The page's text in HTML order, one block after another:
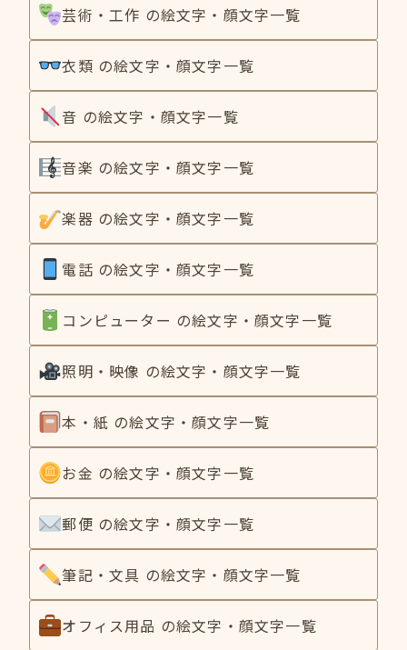
芸術・工作 の絵文字・顔文字一覧
衣類 の絵文字・顔文字一覧
音 の絵文字・顔文字一覧
音楽 の絵文字・顔文字一覧
楽器 の絵文字・顔文字一覧
電話 の絵文字・顔文字一覧
コンピューター の絵文字・顔文字一覧
照明・映像 の絵文字・顔文字一覧
本・紙 の絵文字・顔文字一覧
お金 の絵文字・顔文字一覧
郵便 の絵文字・顔文字一覧
筆記・文具 の絵文字・顔文字一覧
オフィス用品 の絵文字・顔文字一覧